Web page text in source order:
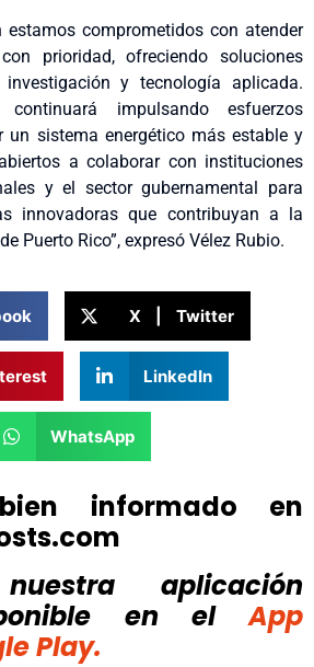
estamos comprometidos con atender
prioridad, ofreciendo soluciones
y tecnología aplicada.
impulsando esfuerzos
un sistema energético más estable y
a colaborar con instituciones
y el sector gubernamental para
innovadoras que contribuyan a la
Puerto Rico”, expresó Vélez Rubio.
X | Twitter
LinkedIn
WhatsApp
informado en
aplicación
en el
App
Play.